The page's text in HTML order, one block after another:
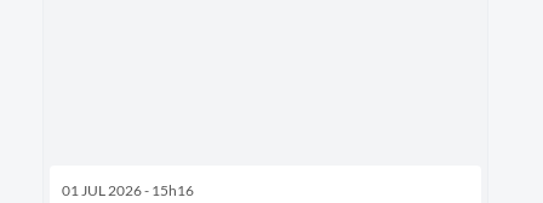
01 JUL 2026 - 15h16